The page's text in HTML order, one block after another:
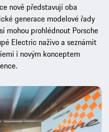
nově představují oba
generace modelové řady
mohou prohlédnout Porsche
Electric naživo a seznámit
i novým konceptem